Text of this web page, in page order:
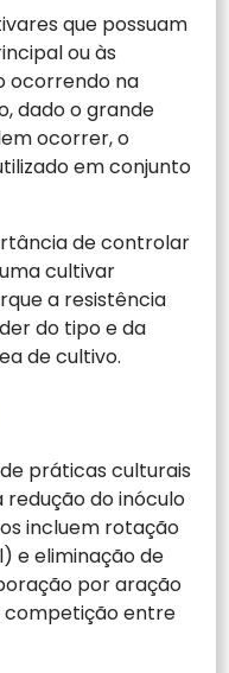
que possuam
ou às
ocorrendo na
dado o grande
ocorrer, o
em conjunto
de controlar
cultivar
a resistência
do tipo e da
de cultivo.
práticas culturais
do inóculo
incluem rotação
e eliminação de
por aração
competição entre